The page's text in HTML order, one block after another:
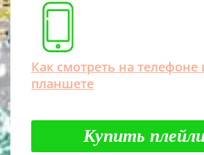
Как смотреть на телефоне
планшете
Купить